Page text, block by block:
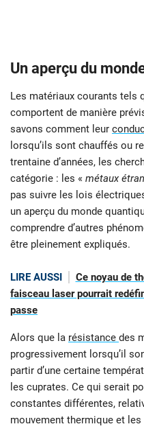
Un aperçu du
Les matériaux courants tels
comportent de manière
savons comment leur
lorsqu’ils sont chauffés ou
trentaine d’années, les
catégorie : les « métaux
pas suivre les lois
un aperçu du monde
comprendre d’autres
être pleinement expliqués.
LIRE AUSSI
Ce noyau de
faisceau laser pourrait
passe
Alors que la résistance des
progressivement lorsqu’il
partir d’une certaine
les cuprates. Ce qui serait
constantes différentes,
mouvement thermique et